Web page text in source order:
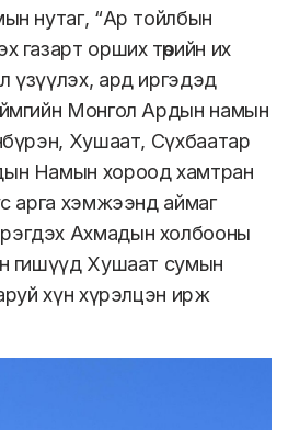
нутаг, “Ар тойлбын
газарт орших төрийн их
үзүүлэх, ард иргэдэд
Монгол Ардын намын
Хушаат, Сүхбаатар
Намын хороод хамтран
арга хэмжээнд аймаг
Ахмадын холбооны
гишүүд Хушаат сумын
хүн хүрэлцэн ирж